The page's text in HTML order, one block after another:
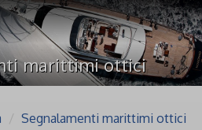
marittimi ottici
Segnalamenti marittimi ottici